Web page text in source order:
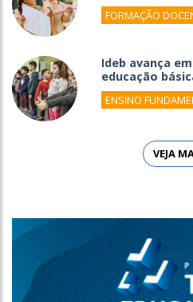
FORMAÇÃO
Ideb avança
educação
ENSINO
VEJA